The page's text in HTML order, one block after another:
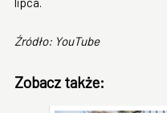
Źródło: YouTube
Zobacz także: